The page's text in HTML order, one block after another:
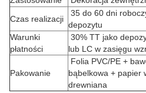
Czas realizacji
35 do 60 dni
depozytu
Warunki
płatności
30% TT jako
lub LC w zasięgu
Pakowanie
Folia PVC/PE +
bąbelkowa + papier
drewniana